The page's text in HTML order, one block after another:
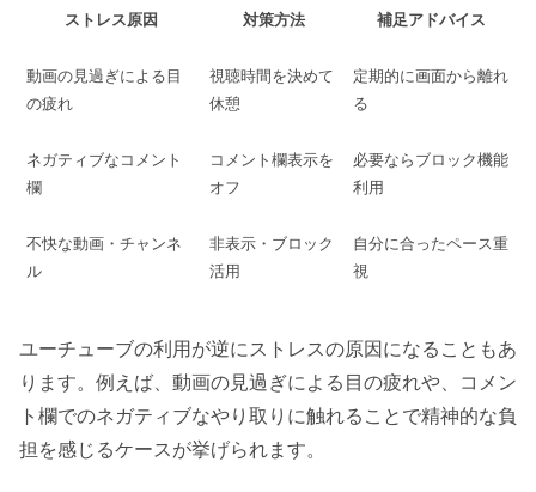
ストレス原因 対策方法 補足アドバイス
動画の見過ぎによる目
の疲れ
視聴時間を決めて
休憩
定期的に画面から離れ
る
ネガティブなコメント
欄
コメント欄表示を
オフ
必要ならブロック機能
利用
不快な動画・チャンネ
ル
非表示・ブロック
活用
自分に合ったペース重
視
ユーチューブの利用が逆にストレスの原因になることもあ
ります。例えば、動画の見過ぎによる目の疲れや、コメン
ト欄でのネガティブなやり取りに触れることで精神的な負
担を感じるケースが挙げられます。